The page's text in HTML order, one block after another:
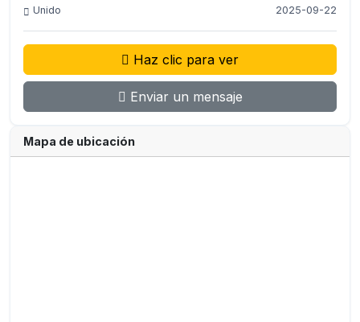
Unido
2025-09-22
Haz clic para ver
Enviar un mensaje
Mapa de ubicación